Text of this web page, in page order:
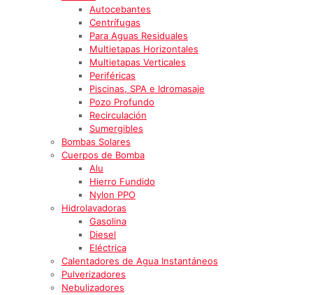
Autocebantes
Centrífugas
Para Aguas Residuales
Multietapas Horizontales
Multietapas Verticales
Periféricas
Piscinas, SPA e Idromasaje
Pozo Profundo
Recirculación
Sumergibles
Bombas Solares
Cuerpos de Bomba
Alu
Hierro Fundido
Nylon PPO
Hidrolavadoras
Gasolina
Diesel
Eléctrica
Calentadores de Agua Instantáneos
Pulverizadores
Nebulizadores